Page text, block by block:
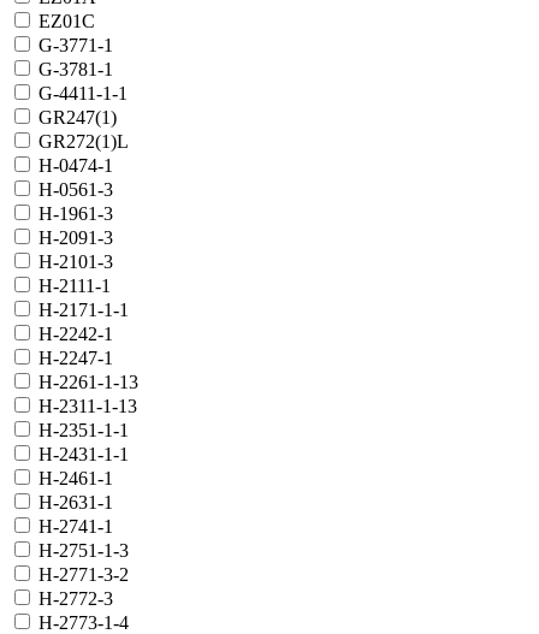
EZ01C
G-3771-1
G-3781-1
G-4411-1-1
GR247(1)
GR272(1)L
H-0474-1
H-0561-3
H-1961-3
H-2091-3
H-2101-3
H-2111-1
H-2171-1-1
H-2242-1
H-2247-1
H-2261-1-13
H-2311-1-13
H-2351-1-1
H-2431-1-1
H-2461-1
H-2631-1
H-2741-1
H-2751-1-3
H-2771-3-2
H-2772-3
H-2773-1-4